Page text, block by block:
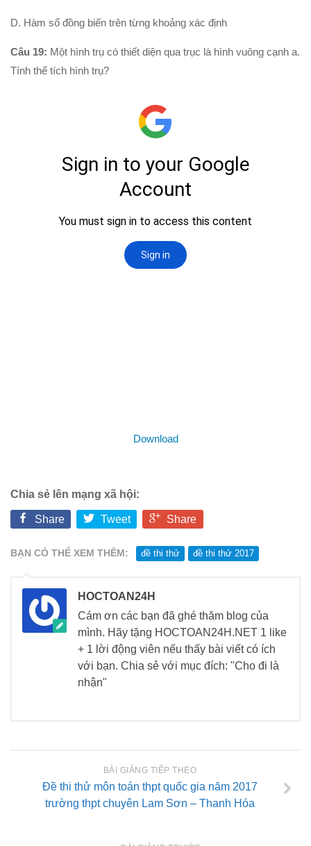
Đề thi thử thpt quốc gia 2018
D. Hàm số đồng biến trên từng khoảng xác định
Câu 19: Một hình trụ có thiết diện qua trục là hình vuông cạnh a.
Tính thể tích hình trụ?
Download
Chia sẻ lên mạng xã hội:
Share Tweet Share
BẠN CÓ THỂ XEM THÊM: đề thi thử đề thi thử 2017
HOCTOAN24H
Cám ơn các bạn đã ghé thăm blog của
mình. Hãy tặng HOCTOAN24H.NET 1 like
+ 1 lời động viên nếu thấy bài viết có ích
với bạn. Chia sẻ với mục đích: "Cho đi là
nhận"
BÀI GIẢNG TIẾP THEO
Đề thi thử môn toán thpt quốc gia năm 2017
trường thpt chuyên Lam Sơn – Thanh Hóa